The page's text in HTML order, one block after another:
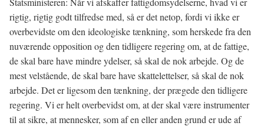
rigtig, rigtig godt tilfredse med, så er det netop, fordi vi ikke er
overbevidste om den ideologiske tænkning, som herskede fra den
nuværende opposition og den tidligere regering om, at de fattige,
de skal bare have mindre ydelser, så skal de nok arbejde. Og de
mest velstående, de skal bare have skattelettelser, så skal de nok
arbejde. Det er ligesom den tænkning, der prægede den tidligere
regering. Vi er helt overbevidst om, at der skal være instrumenter
til at sikre, at mennesker, som af en eller anden grund er ude af